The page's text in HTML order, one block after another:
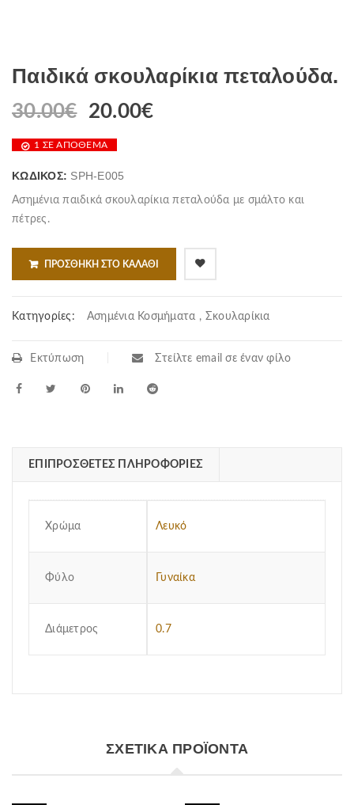
Παιδικά σκουλαρίκια πεταλούδα.
30.00€ 20.00€
1 ΣΕ ΑΠΌΘΕΜΑ
ΚΩΔΙΚΌΣ: SPH-E005
Ασημένια παιδικά σκουλαρίκια πεταλούδα με σμάλτο και
πέτρες.
ΠΡΟΣΘΉΚΗ ΣΤΟ ΚΑΛΆΘΙ
Κατηγορίες: Ασημένια Κοσμήματα , Σκουλαρίκια
Εκτύπωση Στείλτε email σε έναν φίλο
ΕΠΙΠΡΌΣΘΕΤΕΣ ΠΛΗΡΟΦΟΡΊΕΣ
Χρώμα Λευκό
Φύλο Γυναίκα
Διάμετρος 0.7
ΣΧΕΤΙΚΆ ΠΡΟΪΌΝΤΑ